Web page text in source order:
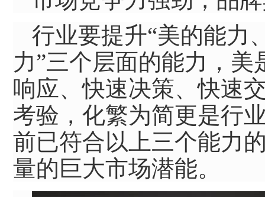
行业要提升“美的能力
力”三个层面的能力，
响应、快速决策、快速
考验，化繁为简更是行
前已符合以上三个能力
量的巨大市场潜能。